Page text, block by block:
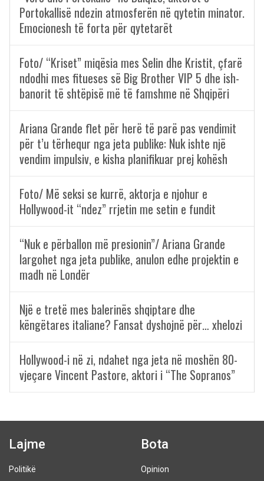
Portokallisë ndezin atmosferën në qytetin minator.
Emocionesh të forta për qytetarët
Foto/ “Kriset” miqësia mes Selin dhe Kristit, çfarë
ndodhi mes fitueses së Big Brother VIP 5 dhe ish-
banorit të shtëpisë më të famshme në Shqipëri
Ariana Grande flet për herë të parë pas vendimit
për t’u tërhequr nga jeta publike: Nuk ishte një
vendim impulsiv, e kisha planifikuar prej kohësh
Foto/ Më seksi se kurrë, aktorja e njohur e
Hollywood-it “ndez” rrjetin me setin e fundit
“Nuk e përballon më presionin”/ Ariana Grande
largohet nga jeta publike, anulon edhe projektin e
madh në Londër
Një e tretë mes balerinës shqiptare dhe
këngëtares italiane? Fansat dyshojnë për… xhelozi
Hollywood-i në zi, ndahet nga jeta në moshën 80-
vjeçare Vincent Pastore, aktori i “The Sopranos”
Lajme
Politikë
Bota
Opinion